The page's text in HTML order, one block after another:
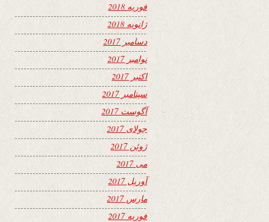
فوریه 2018
ژانویه 2018
دسامبر 2017
نوامبر 2017
اکتبر 2017
سپتامبر 2017
آگوست 2017
جولای 2017
ژوئن 2017
می 2017
آوریل 2017
مارس 2017
فوریه 2017